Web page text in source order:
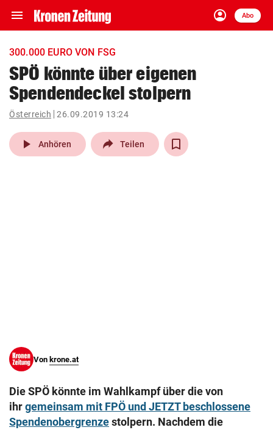
menu Navigation
ein-/ausklappen
account_circle
Anmelden
Abo
close Schließen
account_circle Anmelden
arrow_right
pin_drop
Wien arrow_right
300.000 EURO VON FSG
SPÖ könnte über eigenen
Spendendeckel stolpern
Österreich 26.09.2019 13:24
play_arrow Anhören Teilen
Von krone.at
Die SPÖ könnte im Wahlkampf über die von
ihrgemeinsam mit FPÖ und JETZT beschlossene
Spendenobergrenzestolpern. Nachdem die